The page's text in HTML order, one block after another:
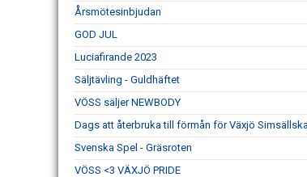
Årsmötesinbjudan
GOD JUL
Luciafirande 2023
Säljtävling - Guldhäftet
VÖSS säljer NEWBODY
Dags att återbruka till förmån för Växjö
Svenska Spel - Gräsroten
VÖSS <3 VÄXJÖ PRIDE